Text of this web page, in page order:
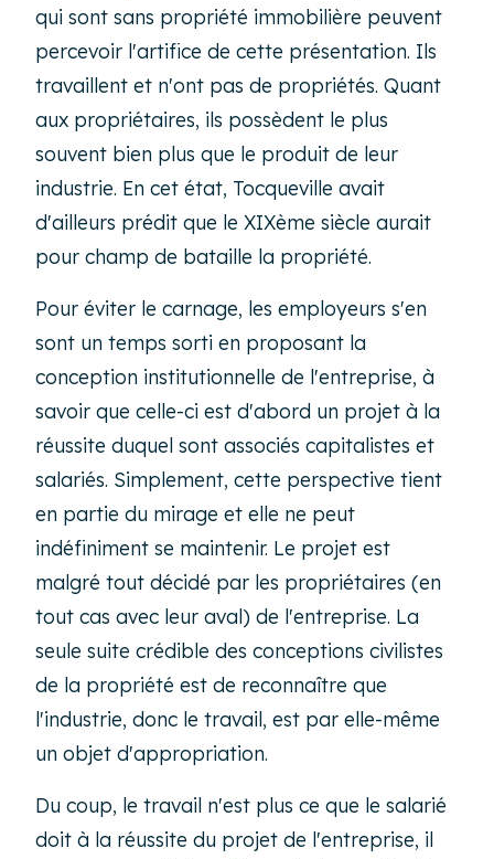
qui sont sans propriété immobilière peuvent
percevoir l'artifice de cette présentation. Ils
travaillent et n'ont pas de propriétés. Quant
aux propriétaires, ils possèdent le plus
souvent bien plus que le produit de leur
industrie. En cet état, Tocqueville avait
d'ailleurs prédit que le XIXème siècle aurait
pour champ de bataille la propriété.
Pour éviter le carnage, les employeurs s'en
sont un temps sorti en proposant la
conception institutionnelle de l'entreprise, à
savoir que celle-ci est d'abord un projet à la
réussite duquel sont associés capitalistes et
salariés. Simplement, cette perspective tient
en partie du mirage et elle ne peut
indéfiniment se maintenir. Le projet est
malgré tout décidé par les propriétaires (en
tout cas avec leur aval) de l'entreprise. La
seule suite crédible des conceptions civilistes
de la propriété est de reconnaître que
l'industrie, donc le travail, est par elle-même
un objet d'appropriation.
Du coup, le travail n'est plus ce que le salarié
doit à la réussite du projet de l'entreprise, il